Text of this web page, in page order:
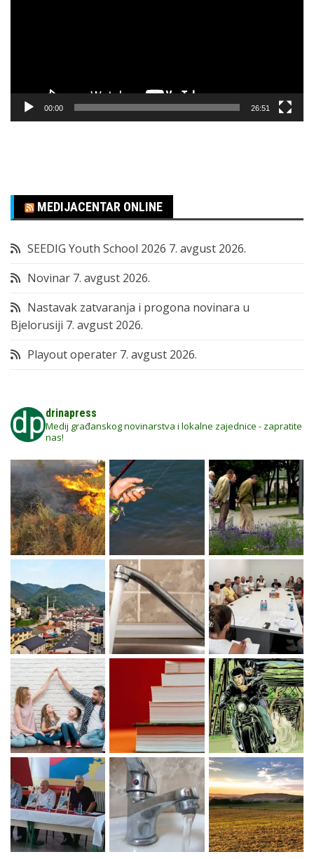
00:00 26:51
MEDIJACENTAR ONLINE
SEEDIG Youth School 2026 7. avgust 2026.
Novinar 7. avgust 2026.
Nastavak zatvaranja i progona novinara u
Bjelorusiji 7. avgust 2026.
Playout operater 7. avgust 2026.
drinapress
Medij građanskog novinarstva i lokalne zajednice - zapratite
nas!